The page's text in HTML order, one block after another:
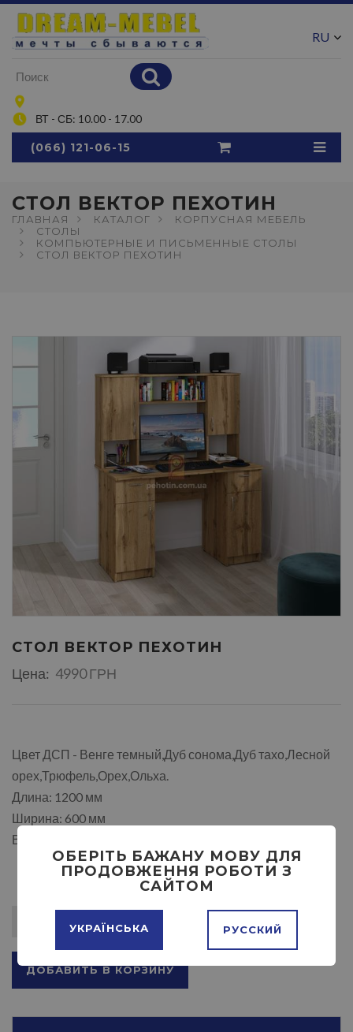
ВТ - СБ: 10.00 - 17.00
RU
(066) 121-06-15
СТОЛ ВЕКТОР ПЕХОТИН
ГЛАВНАЯ КАТАЛОГ
КОРПУСНАЯ МЕБЕЛЬ
СТОЛЫ
КОМПЬЮТЕРНЫЕ И ПИСЬМЕННЫЕ СТОЛЫ
СТОЛ ВЕКТОР ПЕХОТИН
СТОЛ ВЕКТОР ПЕХОТИН
Цена: 4990 ГРН
Цвет ДСП - Венге темный,Дуб сонома,Дуб тахо,Лесной
орех,Трюфель,Орех,Ольха.
Длина: 1200 мм
Ширина: 600 мм
Высота: 750 / 1470 мм
ДОБАВИТЬ В КОРЗИНУ
ОБЕРІТЬ БАЖАНУ МОВУ ДЛЯ
ПРОДОВЖЕННЯ РОБОТИ З
САЙТОМ
УКРАЇНСЬКА РУССКИЙ